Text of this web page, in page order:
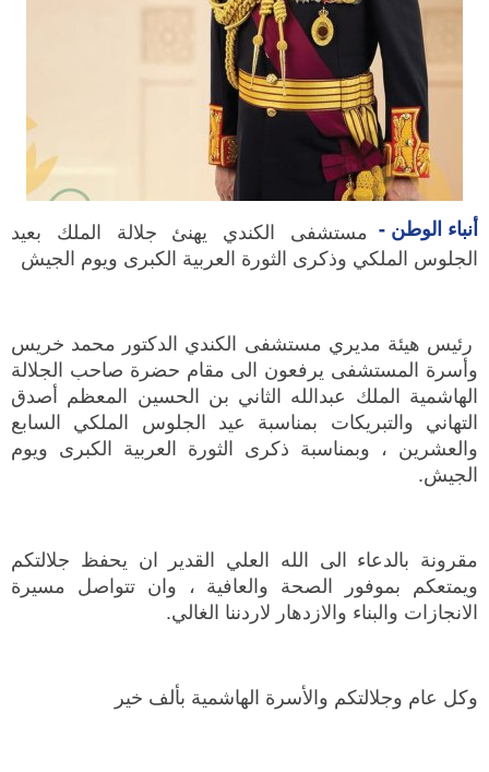
أنباء الوطن - مستشفى الكندي يهنئ جلالة الملك بعيد
الجلوس الملكي وذكرى الثورة العربية الكبرى ويوم الجيش
رئيس هيئة مديري مستشفى الكندي الدكتور محمد خريس
وأسرة المستشفى يرفعون الى مقام حضرة صاحب الجلالة
الهاشمية الملك عبدالله الثاني بن الحسين المعظم أصدق
التهاني والتبريكات بمناسبة عيد الجلوس الملكي السابع
والعشرين ، وبمناسبة ذكرى الثورة العربية الكبرى ويوم
الجيش.
مقرونة بالدعاء الى الله العلي القدير ان يحفظ جلالتكم
ويمتعكم بموفور الصحة والعافية ، وان تتواصل مسيرة
الانجازات والبناء والازدهار لاردننا الغالي.
وكل عام وجلالتكم والأسرة الهاشمية بألف خير